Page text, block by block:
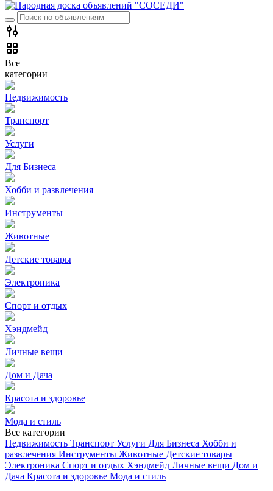
Все
категории
Недвижимость
Транспорт
Услуги
Для Бизнеса
Хобби и развлечения
Инструменты
Животные
Детские товары
Электроника
Спорт и отдых
Хэндмейд
Личные вещи
Дом и Дача
Красота и здоровье
Мода и стиль
Все категории
Недвижимость Транспорт Услуги Для Бизнеса Хобби и
развлечения Инструменты Животные Детские товары
Электроника Спорт и отдых Хэндмейд Личные вещи Дом и
Дача Красота и здоровье Мода и стиль